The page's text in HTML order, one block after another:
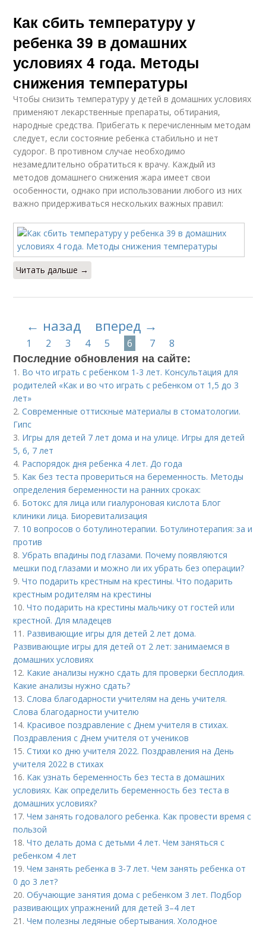
Как сбить температуру у
ребенка 39 в домашних
условиях 4 года. Методы
снижения температуры
Чтобы снизить температуру у детей в домашних условиях
применяют лекарственные препараты, обтирания,
народные средства. Прибегать к перечисленным методам
следует, если состояние ребенка стабильно и нет
судорог. В противном случае необходимо
незамедлительно обратиться к врачу. Каждый из
методов домашнего снижения жара имеет свои
особенности, однако при использовании любого из них
важно придерживаться нескольких важных правил:
Читать дальше →
← назад вперед →
1 2 3 4 5 6 7 8
Последние обновления на сайте:
1. Во что играть с ребенком 1-3 лет. Консультация для
родителей «Как и во что играть с ребенком от 1,5 до 3
лет»
2.Современные оттискные материалы в стоматологии.
Гипс
3. Игры для детей 7 лет дома и на улице. Игры для детей
5, 6, 7 лет
4. Распорядок дня ребенка 4 лет. До года
5. Как без теста провериться на беременность. Методы
определения беременности на ранних сроках:
6. Ботокс для лица или гиалуроновая кислота Блог
клиники лица. Биоревитализация
7. 10 вопросов о ботулинотерапии. Ботулинотерапия: за и
против
8.Убрать впадины под глазами. Почему появляются
мешки под глазами и можно ли их убрать без операции?
9.Что подарить крестным на крестины. Что подарить
крестным родителям на крестины
10.Что подарить на крестины мальчику от гостей или
крестной. Для младецев
11. Развивающие игры для детей 2 лет дома.
Развивающие игры для детей от 2 лет: занимаемся в
домашних условиях
12. Какие анализы нужно сдать для проверки бесплодия.
Какие анализы нужно сдать?
13.Слова благодарности учителям на день учителя.
Слова благодарности учителю
14. Красивое поздравление с Днем учителя в стихах.
Поздравления с Днем учителя от учеников
15.Стихи ко дню учителя 2022. Поздравления на День
учителя 2022 в стихах
16. Как узнать беременность без теста в домашних
условиях. Как определить беременность без теста в
домашних условиях?
17.Чем занять годовалого ребенка. Как провести время с
пользой
18.Что делать дома с детьми 4 лет. Чем заняться с
ребенком 4 лет
19.Чем занять ребенка в 3-7 лет. Чем занять ребенка от
0 до 3 лет?
20.Обучающие занятия дома с ребенком 3 лет. Подбор
развивающих упражнений для детей 3–4 лет
21.Чем полезны ледяные обертывания. Холодное